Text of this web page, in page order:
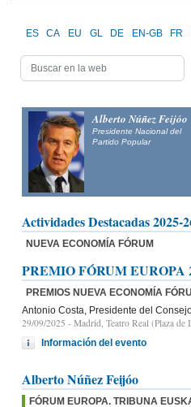
ES CA EU GL DE EN-GB FR
Alfonso Fernández
Mañueco
Presidente del Partido
a la Presidencia de la Junta
Actividades Destacadas 2025-
NUEVA ECONOMÍA FÓRUM
PREMIO FÓRUM EUROPA
PREMIOS NUEVA ECONOMÍA
Antonio Costa, Presidente del
29/09/2025 - Madrid, Teatro Real (Plaza de
Información del evento
Alberto Núñez Feijóo
FÓRUM EUROPA. TRIBUNA